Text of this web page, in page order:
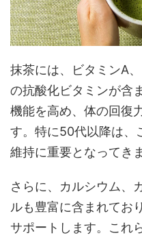
抹茶には、ビタミンA
の抗酸化ビタミンが含
機能を高め、体の回復
す。特に50代以降は、
維持に重要となってき
さらに、カルシウム、
ルも豊富に含まれてお
サポートします。これ